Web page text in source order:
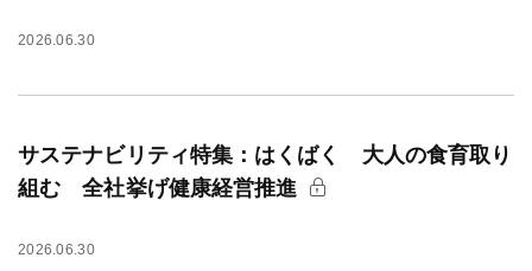
2026.06.30
サステナビリティ特集：はくばく 大人の食育取り
組む 全社挙げ健康経営推進
2026.06.30